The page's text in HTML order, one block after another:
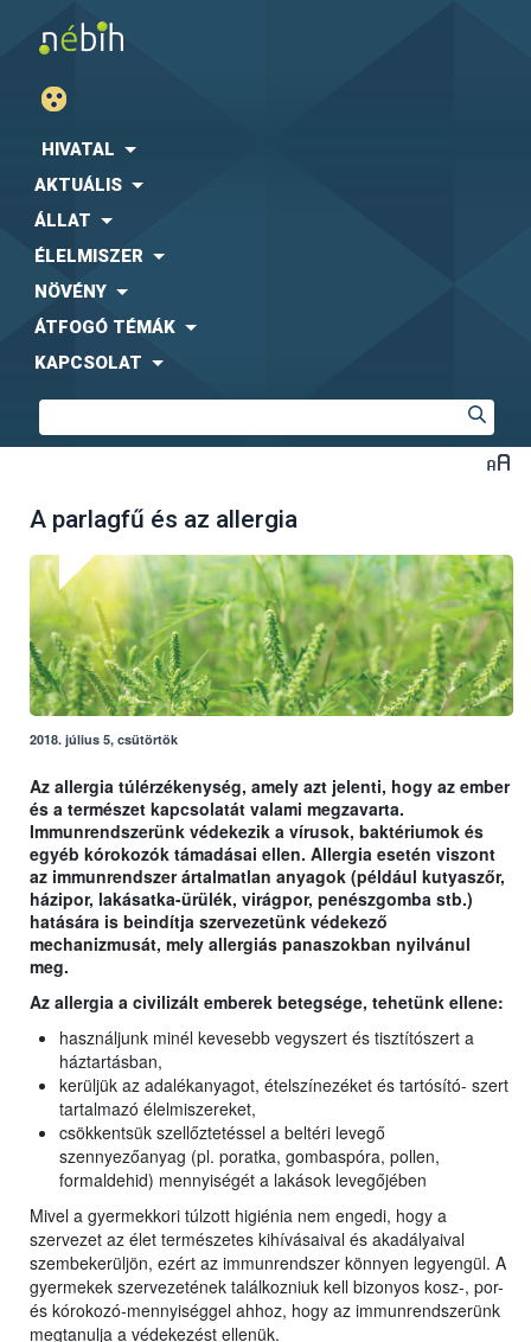
HIVATAL
AKTUÁLIS
ÁLLAT
ÉLELMISZER
NÖVÉNY
ÁTFOGÓ TÉMÁK
KAPCSOLAT
A parlagfű és az allergia
2018. július 5, csütörtök
Az allergia túlérzékenység, amely azt jelenti, hogy az ember
és a természet kapcsolatát valami megzavarta.
Immunrendszerünk védekezik a vírusok, baktériumok és
egyéb kórokozók támadásai ellen. Allergia esetén viszont
az immunrendszer ártalmatlan anyagok (például kutyaszőr,
házipor, lakásatka-ürülék, virágpor, penészgomba stb.)
hatására is beindítja szervezetünk védekező
mechanizmusát, mely allergiás panaszokban nyilvánul
meg.
Az allergia a civilizált emberek betegsége, tehetünk ellene:
használjunk minél kevesebb vegyszert és tisztítószert a
háztartásban,
kerüljük az adalékanyagot, ételszínezéket és tartósító- szert
tartalmazó élelmiszereket,
csökkentsük szellőztetéssel a beltéri levegő
szennyezőanyag (pl. poratka, gombaspóra, pollen,
formaldehid) mennyiségét a lakások levegőjében
Mivel a gyermekkori túlzott higiénia nem engedi, hogy a
szervezet az élet természetes kihívásaival és akadályaival
szembekerüljön, ezért az immunrendszer könnyen legyengül. A
gyermekek szervezetének találkozniuk kell bizonyos kosz-, por-
és kórokozó-mennyiséggel ahhoz, hogy az immunrendszerünk
megtanulja a védekezést ellenük.